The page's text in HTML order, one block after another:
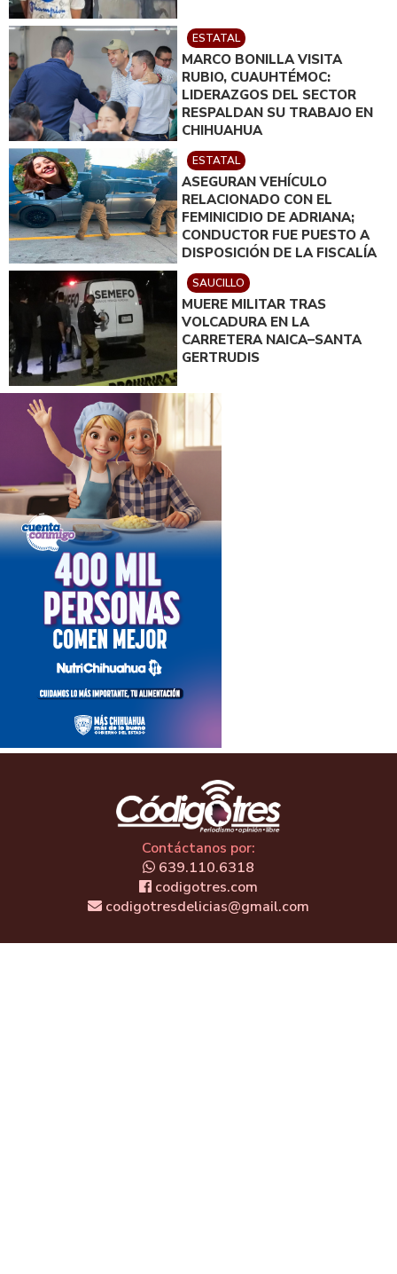
ESTATAL
MARCO BONILLA VISITA
RUBIO, CUAUHTÉMOC:
LIDERAZGOS DEL SECTOR
RESPALDAN SU TRABAJO EN
CHIHUAHUA
ESTATAL
ASEGURAN VEHÍCULO
RELACIONADO CON EL
FEMINICIDIO DE ADRIANA;
CONDUCTOR FUE PUESTO A
DISPOSICIÓN DE LA FISCALÍA
SAUCILLO
MUERE MILITAR TRAS
VOLCADURA EN LA
CARRETERA NAICA–SANTA
GERTRUDIS
Contáctanos por:
639.110.6318
codigotres.com
codigotresdelicias@gmail.com